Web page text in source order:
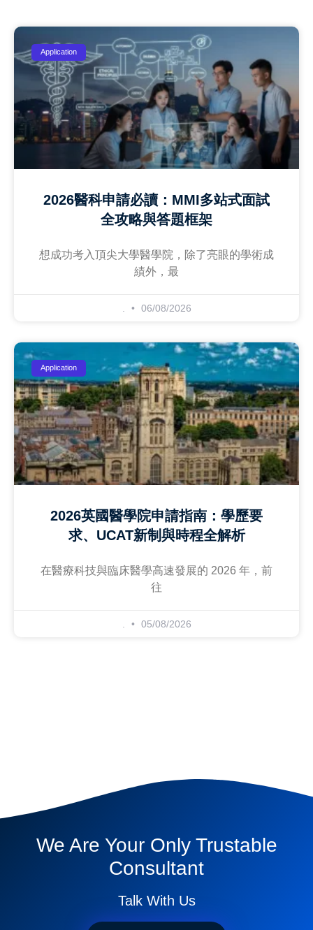
Application
2026醫科申請必讀：MMI多站式面試
全攻略與答題框架
想成功考入頂尖大學醫學院，除了亮眼的學術成
績外，最
06/08/2026
Application
2026英國醫學院申請指南：學歷要
求、UCAT新制與時程全解析
在醫療科技與臨床醫學高速發展的 2026 年，前
往
05/08/2026
We Are Your Only Trustable
Consultant
Talk With Us